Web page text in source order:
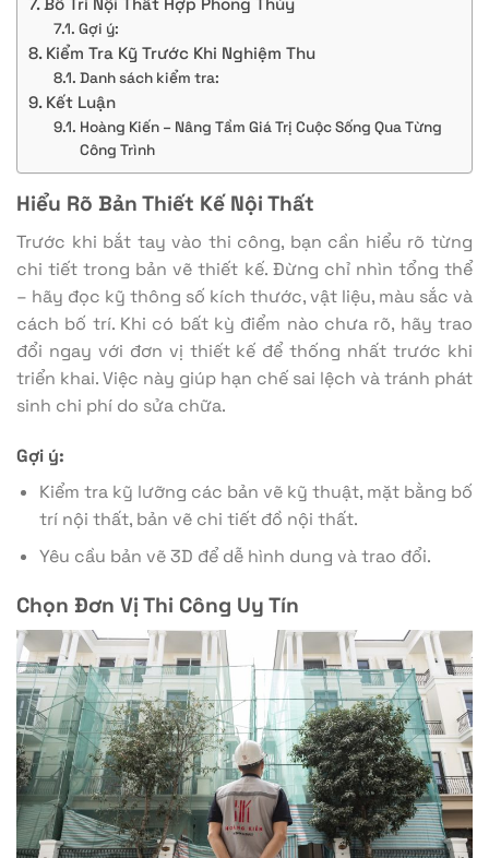
Gợi ý:
Kiểm Tra Kỹ Trước Khi Nghiệm Thu
Danh sách kiểm tra:
Kết Luận
Hoàng Kiến – Nâng Tầm Giá Trị Cuộc Sống Qua Từng
Công Trình
Hiểu Rõ Bản Thiết Kế Nội Thất
Trước khi bắt tay vào thi công, bạn cần hiểu rõ từng
chi tiết trong bản vẽ thiết kế. Đừng chỉ nhìn tổng thể
– hãy đọc kỹ thông số kích thước, vật liệu, màu sắc và
cách bố trí. Khi có bất kỳ điểm nào chưa rõ, hãy trao
đổi ngay với đơn vị thiết kế để thống nhất trước khi
triển khai. Việc này giúp hạn chế sai lệch và tránh phát
sinh chi phí do sửa chữa.
Gợi ý:
Kiểm tra kỹ lưỡng các bản vẽ kỹ thuật, mặt bằng bố
trí nội thất, bản vẽ chi tiết đồ nội thất.
Yêu cầu bản vẽ 3D để dễ hình dung và trao đổi.
Chọn Đơn Vị Thi Công Uy Tín